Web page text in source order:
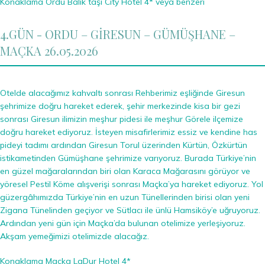
4.GÜN - ORDU – GİRESUN – GÜMÜŞHANE –
MAÇKA 26.05.2026
Otelde alacağımız kahvaltı sonrası Rehberimiz eşliğinde Giresun
şehrimize doğru hareket ederek, şehir merkezinde kisa bir gezi
sonrası Giresun ilimizin meşhur pidesi ile meşhur Görele ilçemize
doğru hareket ediyoruz. İsteyen misafirlerimiz essiz ve kendine has
pideyi tadımı ardından Giresun Torul üzerinden Kürtün, Özkürtün
istikametinden Gümüşhane şehrimize varıyoruz. Burada Türkiye’nin
en güzel mağaralarından biri olan Karaca Mağarasını görüyor ve
yöresel Pestil Köme alışverişi sonrası Maçka’ya hareket ediyoruz. Yol
güzergâhımızda Türkiye’nin en uzun Tünellerinden birisi olan yeni
Zigana Tünelinden geçiyor ve Sütlacı ile ünlü Hamsiköy’e uğruyoruz.
Ardından yeni gün için Maçka’da bulunan otelimize yerleşiyoruz.
Akşam yemeğimizi otelimizde alacağız.
Konaklama Maçka LaDur Hotel 4*